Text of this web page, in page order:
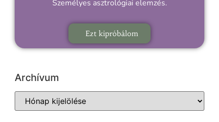
Személyes asztrológiai elemzés.
Ezt kipróbálom
Archívum